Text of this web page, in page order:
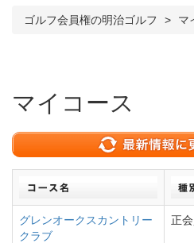
ゴルフ会員権の明治ゴルフ マ
マイコース
グレンオークスカントリー
クラブ
正